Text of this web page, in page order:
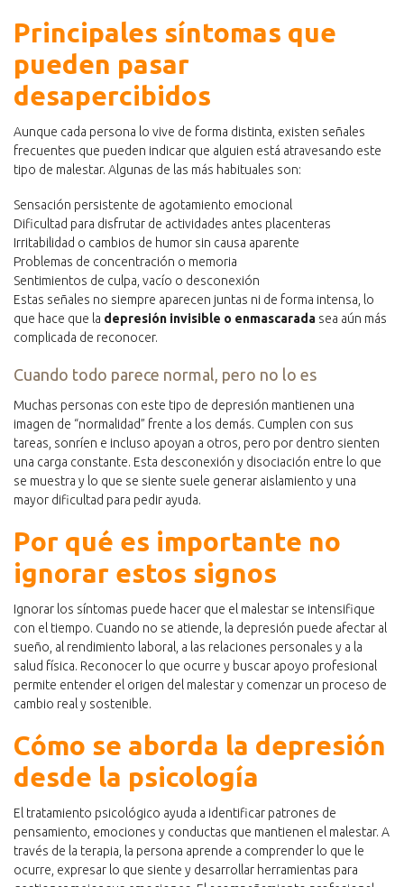
Principales síntomas que
pueden pasar
desapercibidos
Aunque cada persona lo vive de forma distinta, existen señales
frecuentes que pueden indicar que alguien está atravesando este
tipo de malestar. Algunas de las más habituales son:
Sensación persistente de agotamiento emocional
Dificultad para disfrutar de actividades antes placenteras
Irritabilidad o cambios de humor sin causa aparente
Problemas de concentración o memoria
Sentimientos de culpa, vacío o desconexión
Estas señales no siempre aparecen juntas ni de forma intensa, lo
que hace que la depresión invisible o enmascarada sea aún más
complicada de reconocer.
Cuando todo parece normal, pero no lo es
Muchas personas con este tipo de depresión mantienen una
imagen de “normalidad” frente a los demás. Cumplen con sus
tareas, sonríen e incluso apoyan a otros, pero por dentro sienten
una carga constante. Esta desconexión y disociación entre lo que
se muestra y lo que se siente suele generar aislamiento y una
mayor dificultad para pedir ayuda.
Por qué es importante no
ignorar estos signos
Ignorar los síntomas puede hacer que el malestar se intensifique
con el tiempo. Cuando no se atiende, la depresión puede afectar al
sueño, al rendimiento laboral, a las relaciones personales y a la
salud física. Reconocer lo que ocurre y buscar apoyo profesional
permite entender el origen del malestar y comenzar un proceso de
cambio real y sostenible.
Cómo se aborda la depresión
desde la psicología
El tratamiento psicológico ayuda a identificar patrones de
pensamiento, emociones y conductas que mantienen el malestar. A
través de la terapia, la persona aprende a comprender lo que le
ocurre, expresar lo que siente y desarrollar herramientas para